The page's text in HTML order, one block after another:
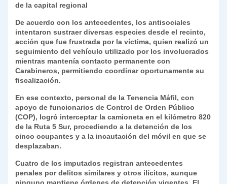
y
de la capital regional
De acuerdo con los antecedentes, los antisociales
intentaron sustraer diversas especies desde el recinto,
acción que fue frustrada por la víctima, quien realizó un
seguimiento del vehículo utilizado por los involucrados
mientras mantenía contacto permanente con
Carabineros, permitiendo coordinar oportunamente su
fiscalización.
En ese contexto, personal de la Tenencia Máfil, con
apoyo de funcionarios de Control de Orden Público
(COP), logró interceptar la camioneta en el kilómetro 820
de la Ruta 5 Sur, procediendo a la detención de los
cinco ocupantes y a la incautación del móvil en que se
desplazaban.
Cuatro de los imputados registran antecedentes
penales por delitos similares y otros ilícitos, aunque